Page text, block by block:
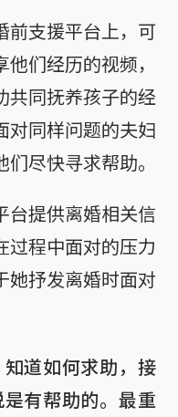
前支援平台上，可
们经历的视频，
共同抚养孩子的经
对同样问题的夫妇
尽快寻求帮助。
台提供离婚相关信
过程中面对的压力
她抒发离婚时面对
道如何求助，接
有帮助的。最重